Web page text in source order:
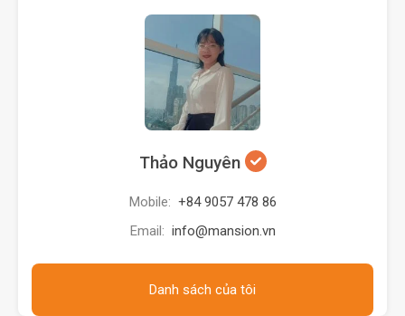
Thảo Nguyên
Mobile: +84 9057 478 86
Email: info@mansion.vn
Danh sách của tôi